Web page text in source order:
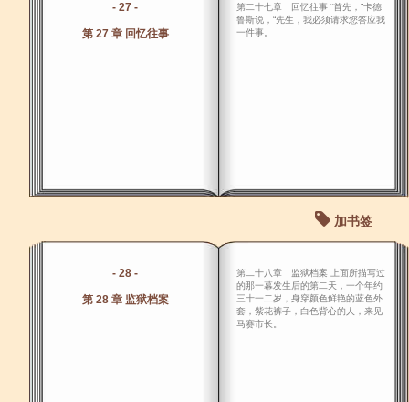
- 27 -
第 27 章 回忆往事
第二十七章 回忆往事 “首先，”卡德
鲁斯说，“先生，我必须请求您答应我
一件事。
加书签
- 28 -
第 28 章 监狱档案
第二十八章 监狱档案 上面所描写过
的那一幕发生后的第二天，一个年约
三十一二岁，身穿颜色鲜艳的蓝色外
套，紫花裤子，白色背心的人，来见
马赛市长。